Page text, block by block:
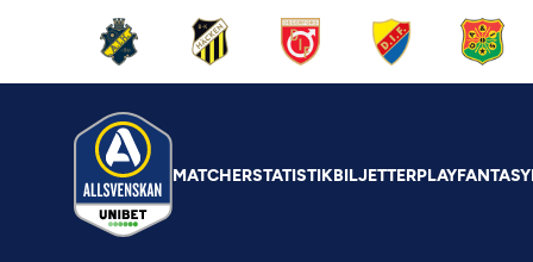
MATCHERSTATISTIKBILJETTERPLAYFANTASY